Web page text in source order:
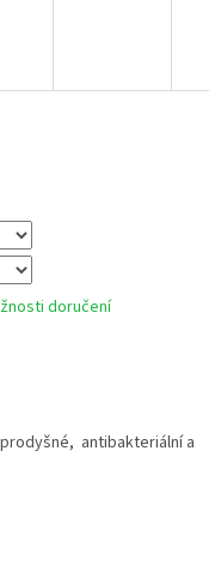
doručení
antibakteriální a